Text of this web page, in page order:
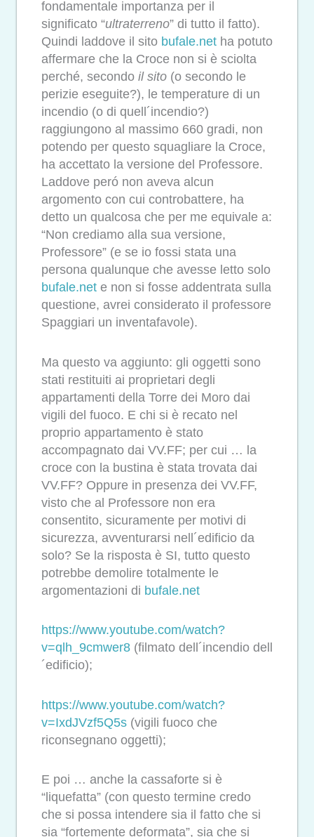
fondamentale importanza per il
significato “ultraterreno” di tutto il fatto).
Quindi laddove il sito bufale.net ha potuto
affermare che la Croce non si è sciolta
perché, secondo il sito (o secondo le
perizie eseguite?), le temperature di un
incendio (o di quell´incendio?)
raggiungono al massimo 660 gradi, non
potendo per questo squagliare la Croce,
ha accettato la versione del Professore.
Laddove peró non aveva alcun
argomento con cui controbattere, ha
detto un qualcosa che per me equivale a:
“Non crediamo alla sua versione,
Professore” (e se io fossi stata una
persona qualunque che avesse letto solo
bufale.net e non si fosse addentrata sulla
questione, avrei considerato il professore
Spaggiari un inventafavole).
Ma questo va aggiunto: gli oggetti sono
stati restituiti ai proprietari degli
appartamenti della Torre dei Moro dai
vigili del fuoco. E chi si è recato nel
proprio appartamento è stato
accompagnato dai VV.FF; per cui … la
croce con la bustina è stata trovata dai
VV.FF? Oppure in presenza dei VV.FF,
visto che al Professore non era
consentito, sicuramente per motivi di
sicurezza, avventurarsi nell´edificio da
solo? Se la risposta è SI, tutto questo
potrebbe demolire totalmente le
argomentazioni di bufale.net
https://www.youtube.com/watch?
v=qlh_9cmwer8 (filmato dell´incendio dell
´edificio);
https://www.youtube.com/watch?
v=IxdJVzf5Q5s (vigili fuoco che
riconsegnano oggetti);
E poi … anche la cassaforte si è
“liquefatta” (con questo termine credo
che si possa intendere sia il fatto che si
sia “fortemente deformata”, sia che si